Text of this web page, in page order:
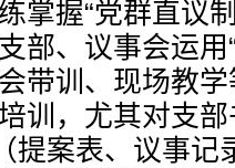
掌握“党群直议
部、议事会运用
带训、现场教
训，尤其对支
提案表、议事记